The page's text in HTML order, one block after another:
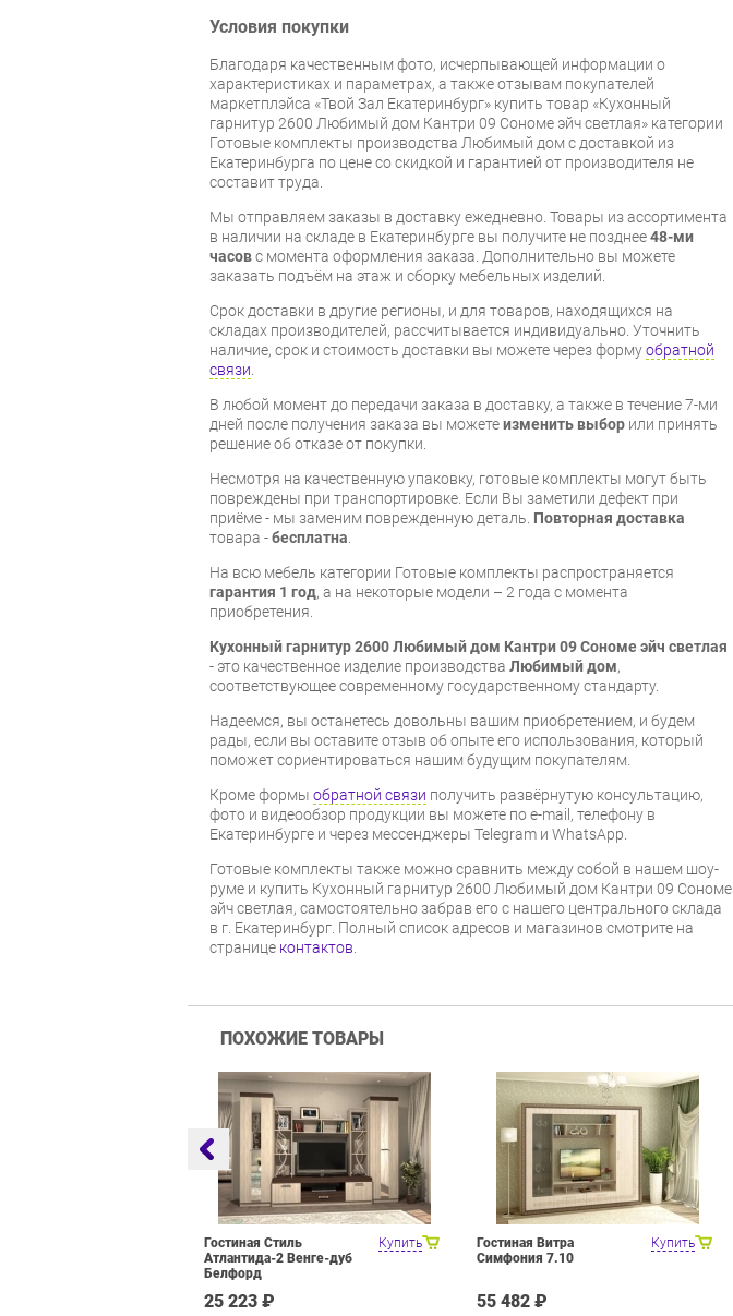
Условия покупки
Благодаря качественным фото, исчерпывающей информации о
характеристиках и параметрах, а также отзывам покупателей
маркетплэйса «Твой Зал Екатеринбург» купить товар «Кухонный
гарнитур 2600 Любимый дом Кантри 09 Сономе эйч светлая» категории
Готовые комплекты производства Любимый дом с доставкой из
Екатеринбурга по цене со скидкой и гарантией от производителя не
составит труда.
Мы отправляем заказы в доставку ежедневно. Товары из ассортимента
в наличии на складе в Екатеринбурге вы получите не позднее48-ми
часовс момента оформления заказа. Дополнительно вы можете
заказать подъём на этаж и сборку мебельных изделий.
Срок доставки в другие регионы, и для товаров, находящихся на
складах производителей, рассчитывается индивидуально. Уточнить
наличие, срок и стоимость доставки вы можете через формуобратной
связи.
В любой момент до передачи заказа в доставку, а также в течение 7-ми
дней после получения заказа вы можетеизменить выбор или принять
решение об отказе от покупки.
Несмотря на качественную упаковку, готовые комплекты могут быть
повреждены при транспортировке. Если Вы заметили дефект при
приёме - мы заменим поврежденную деталь. Повторная доставка
товара -бесплатна.
На всю мебель категории Готовые комплекты распространяется
гарантия 1 год, а на некоторые модели – 2 года с момента
приобретения.
Кухонный гарнитур 2600 Любимый дом Кантри 09 Сономе эйч светлая
- это качественное изделие производства Любимый дом,
соответствующее современному государственному стандарту.
Надеемся, вы останетесь довольны вашим приобретением, и будем
рады, если вы оставите отзыв об опыте его использования, который
поможет сориентироваться нашим будущим покупателям.
Кроме формы обратной связи получить развёрнутую консультацию,
фото и видеообзор продукции вы можете по e-mail, телефону в
Екатеринбурге и через мессенджеры Telegram и WhatsApp.
Готовые комплекты также можно сравнить между собой в нашем шоу-
руме и купить Кухонный гарнитур 2600 Любимый дом Кантри 09 Сономе
эйч светлая, самостоятельно забрав его с нашего центрального склада
в г. Екатеринбург. Полный список адресов и магазинов смотрите на
странице контактов.
ПОХОЖИЕ ТОВАРЫ
Купить
Гостиная Стиль
Атлантида-2 Венге-дуб
Белфорд
25 223 ₽
Купить
Гостиная Витра
Симфония 7.10
55 482 ₽